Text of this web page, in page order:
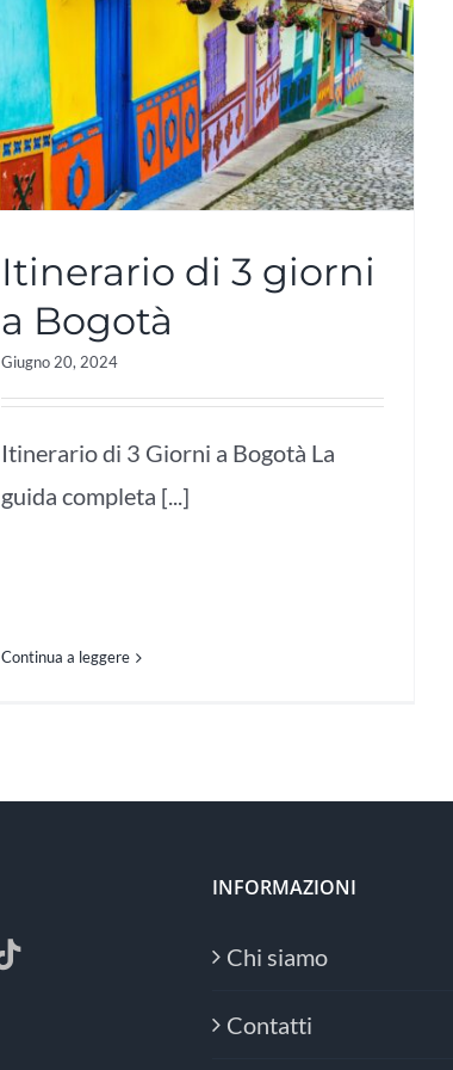
Itinerario di 3 giorni
a Bogotà
Giugno 20, 2024
Itinerario di 3 Giorni a Bogotà La
guida completa [...]
Continua a leggere
INFORMAZIONI
Chi siamo
Contatti